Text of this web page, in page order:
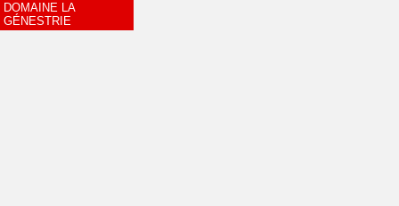
DOMAINE LA
GÉNESTRIE